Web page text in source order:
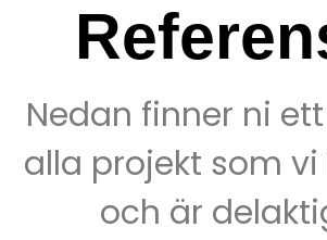
Nedan finner ni
alla projekt som
och är